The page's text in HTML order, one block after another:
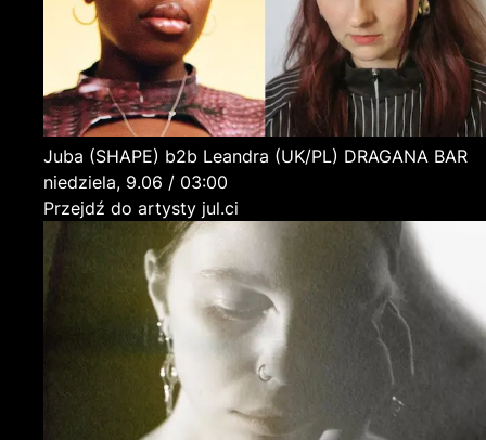
Juba (SHAPE) b2b Leandra (UK/PL) DRAGANA BAR
niedziela, 9.06 / 03:00
Przejdź do artysty jul.ci